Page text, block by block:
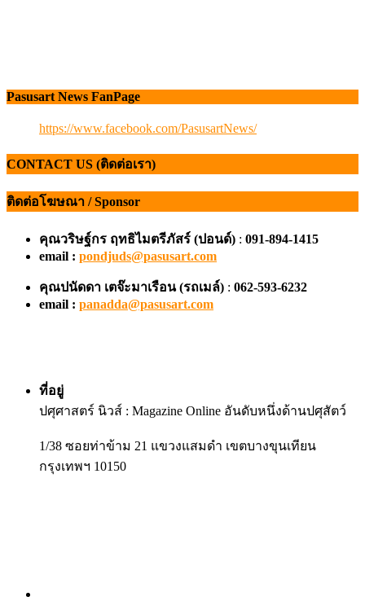
Pasusart News FanPage
https://www.facebook.com/PasusartNews/
CONTACT US (ติดต่อเรา)
ติดต่อโฆษณา / Sponsor
คุณวริษฐ์กร ฤทธิไมตรีภัสร์ (ปอนด์) : 091-894-1415
email : pondjuds@pasusart.com
คุณปนัดดา เตจ๊ะมาเรือน (รถเมล์) : 062-593-6232
email : panadda@pasusart.com
ที่อยู่
ปศุศาสตร์ นิวส์ : Magazine Online อันดับหนึ่งด้านปศุสัตว์
1/38 ซอยท่าข้าม 21 แขวงแสมดำ เขตบางขุนเทียน
กรุงเทพฯ 10150